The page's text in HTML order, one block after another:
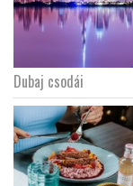
Dubaj csodái